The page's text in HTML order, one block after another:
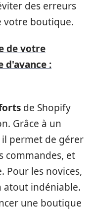
des erreurs
votre boutique.
de votre
d'avance :
de Shopify
Grâce à un
permet de gérer
commandes, et
Pour les novices,
atout indéniable.
une boutique